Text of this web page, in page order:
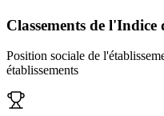
Classements de l'Indice
Position sociale de
établissements